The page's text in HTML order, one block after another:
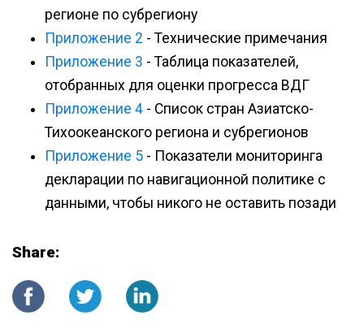
регионе по субрегиону
Приложение 2 - Технические примечания
Приложение 3 - Таблица показателей,
отобранных для оценки прогресса ВДГ
Приложение 4 - Список стран Азиатско-
Тихоокеанского региона и субрегионов
Приложение 5 - Показатели мониторинга
декларации по навигационной политике с
данными, чтобы никого не оставить позади
Share: